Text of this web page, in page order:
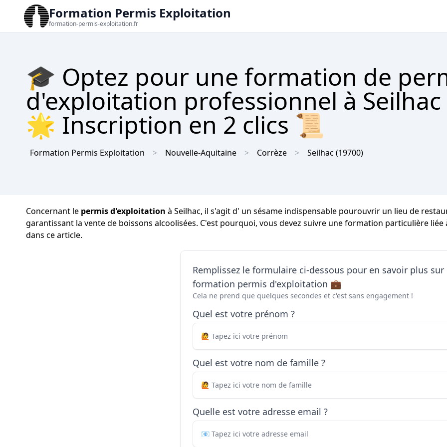
Formation Permis Exploitation
formation-permis-exploitation.fr
🎓 Optez pour une formation de
d'exploitation professionnel à Seilhac
🌟 Inscription en 2 clics 📜
Formation Permis Exploitation Nouvelle-Aquitaine Corrèze Seilhac (19700)
Concernant le permis d'exploitation à Seilhac, il s'agit d' un sésame indispensable pourouvrir un lieu de
garantissant la vente de boissons alcoolisées. C'est pourquoi, vous devez suivre une formation particulière
dans ce article.
Remplissez le formulaire ci-dessous pour en savoir plus sur
formation permis d'exploitation 💼
Cela ne prend que quelques secondes et c'est sans engagement !
Quel est votre prénom ?
Quel est votre nom de famille ?
Quelle est votre adresse email ?